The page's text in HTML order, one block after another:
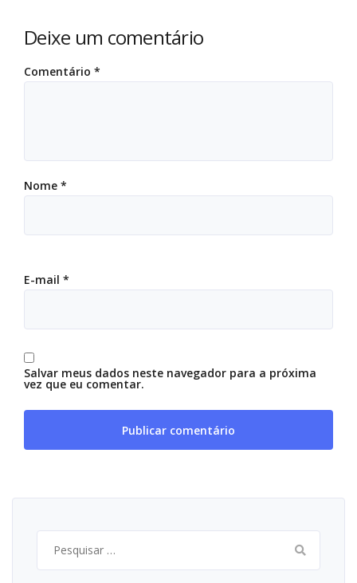
Deixe um comentário
Comentário *
Nome *
E-mail *
Salvar meus dados neste navegador para a próxima
vez que eu comentar.
por: